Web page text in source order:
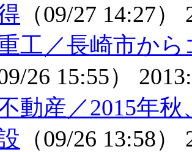
（09/27 14:27）
工／長崎市か
09/26 15:55）
動産／2015年
（09/26 13:58）